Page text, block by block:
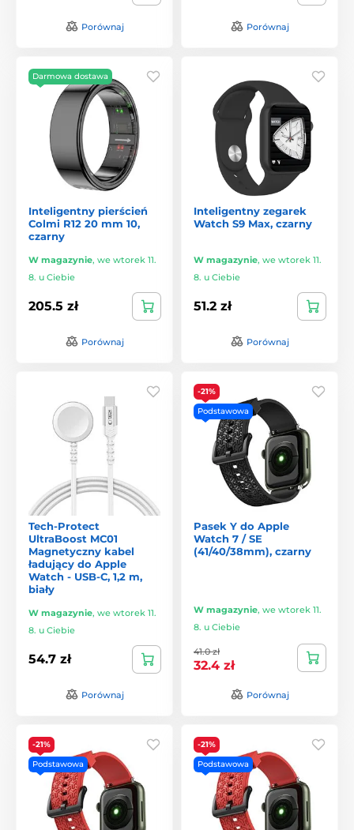
Porównaj Porównaj
Darmowa dostawa
Inteligentny pierścień
Colmi R12 20 mm 10,
czarny
W magazynie, we wtorek 11.
8. u Ciebie
205.5 zł
Porównaj
Inteligentny zegarek
Watch S9 Max, czarny
W magazynie, we wtorek 11.
8. u Ciebie
51.2 zł
Porównaj
Tech-Protect
UltraBoost MC01
Magnetyczny kabel
ładujący do Apple
Watch - USB-C, 1,2 m,
biały
W magazynie, we wtorek 11.
8. u Ciebie
54.7 zł
Porównaj
-21%
Podstawowa
Pasek Y do Apple
Watch 7 / SE
(41/40/38mm), czarny
W magazynie, we wtorek 11.
8. u Ciebie
41.0 zł
32.4 zł
Porównaj
-21%
Podstawowa
-21%
Podstawowa